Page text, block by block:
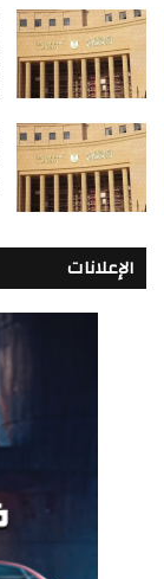
الإعلانات